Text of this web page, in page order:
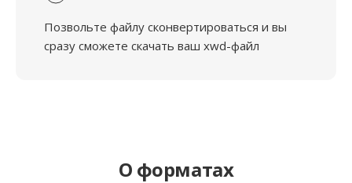
Позвольте файлу сконвертироваться и вы
сразу сможете скачать ваш xwd-файл
О форматах